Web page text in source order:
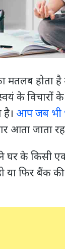
मतलब होता
के विचारों
आप जब भी
आता जाता
के किसी
फिर बैंक